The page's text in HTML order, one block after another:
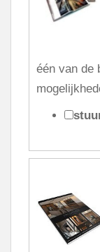
één van de